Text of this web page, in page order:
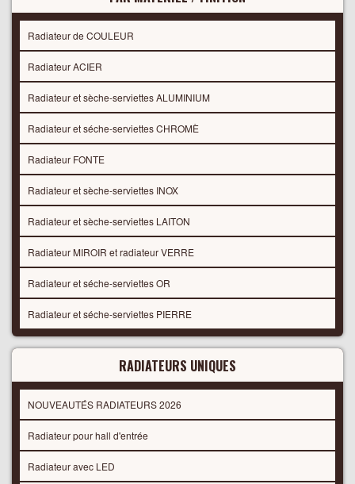
Radiateur de COULEUR
Radiateur ACIER
Radiateur et sèche-serviettes ALUMINIUM
Radiateur et séche-serviettes CHROMÈ
Radiateur FONTE
Radiateur et sèche-serviettes INOX
Radiateur et sèche-serviettes LAITON
Radiateur MIROIR et radiateur VERRE
Radiateur et séche-serviettes OR
Radiateur et séche-serviettes PIERRE
RADIATEURS UNIQUES
NOUVEAUTÉS RADIATEURS 2026
Radiateur pour hall d'entrée
Radiateur avec LED